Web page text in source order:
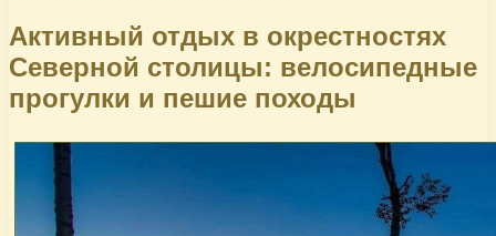
Активный отдых в окрестностях
Северной столицы: велосипедные
прогулки и пешие походы